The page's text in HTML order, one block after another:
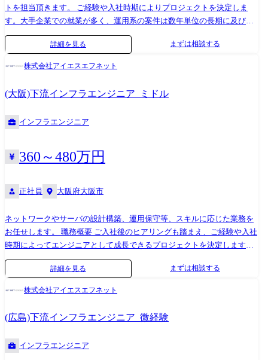
トを担当頂きます。 ご経験や入社時期によりプロジェクトを決定しま
す。大手企業での就業が多く、運用系の案件は数年単位の長期に及びま
す。データセンターの移転に関するプロジェクトや、ハード機器メーカ
ーからの依頼によるテクニカルサポートもあります。また、ご経験に応
じ、将来はネットワークやサーバの構築や設計など、上流工程へチャレ
例 ●金融機関向けクラウドサービス設計構築運用業務 ●行政機関向けシ
ステム導入提案・システム構築業務 ●行政機関向けネットワーク機器更
改業務 ●教育機関向けシステム構築運用業務
詳細を見る まずは相談する
株式会社アイエスエフネット
(大阪)下流インフラエンジニア_ミドル
インフラエンジニア
360～480万円
正社員 大阪府大阪市
ネットワークやサーバの設計構築、運用保守等、スキルに応じた業務を
お任せします。 職務概要 ご入社後のヒアリングも踏まえ、ご経験や入社
時期によってエンジニアとして成長できるプロジェクトを決定します。
プロジェクト先は大手企業での就業が多く、運用系の案件は数年単位の
長期に及ぶ事も多いです。またデータセンターの移転に関するプロジェ
構築や設計など、上流工程へチャレンジしていただくなどキャリアアッ
プが可能な環境です。 プロジェクト例 ●SaaS型監視サービスやバックア
ップサービス等の維持運用業務 ●Windowsサーバの維持保守業務 ●某銀行
勘定系システム 維持保守、JP1/AJSにおけるジョブ作成などの運用業務
詳細を見る まずは相談する
株式会社アイエスエフネット
(広島)下流インフラエンジニア_微経験
インフラエンジニア